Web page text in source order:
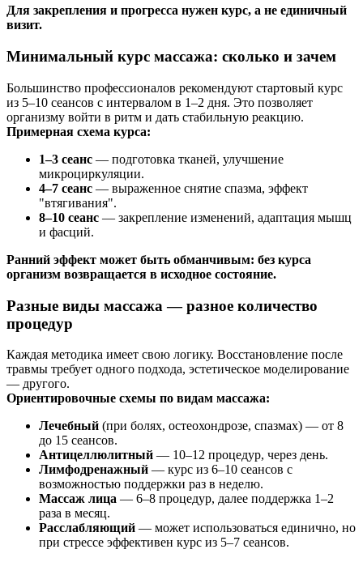
Для закрепления и прогресса нужен курс, а не единичный
визит.
Минимальный курс массажа: сколько и зачем
Большинство профессионалов рекомендуют стартовый курс
из 5–10 сеансов с интервалом в 1–2 дня. Это позволяет
организму войти в ритм и дать стабильную реакцию.
Примерная схема курса:
1–3 сеанс — подготовка тканей, улучшение
микроциркуляции.
4–7 сеанс — выраженное снятие спазма, эффект
"втягивания".
8–10 сеанс — закрепление изменений, адаптация мышц
и фасций.
Ранний эффект может быть обманчивым: без курса
организм возвращается в исходное состояние.
Разные виды массажа — разное количество
процедур
Каждая методика имеет свою логику. Восстановление после
травмы требует одного подхода, эстетическое моделирование
— другого.
Ориентировочные схемы по видам массажа:
Лечебный (при болях, остеохондрозе, спазмах) — от 8
до 15 сеансов.
Антицеллюлитный — 10–12 процедур, через день.
Лимфодренажный — курс из 6–10 сеансов с
возможностью поддержки раз в неделю.
Массаж лица — 6–8 процедур, далее поддержка 1–2
раза в месяц.
Расслабляющий — может использоваться единично, но
при стрессе эффективен курс из 5–7 сеансов.